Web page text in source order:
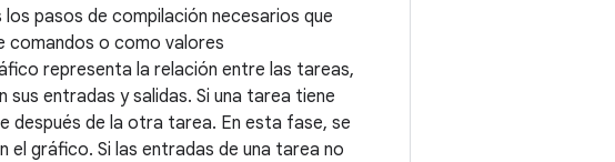
pasos de compilación necesarios que
comandos o como valores
representa la relación entre las tareas,
entradas y salidas. Si una tarea tiene
después de la otra tarea. En esta fase, se
el gráfico. Si las entradas de una tarea no